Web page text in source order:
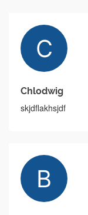
Chlodwig
skjdflakhsjdf